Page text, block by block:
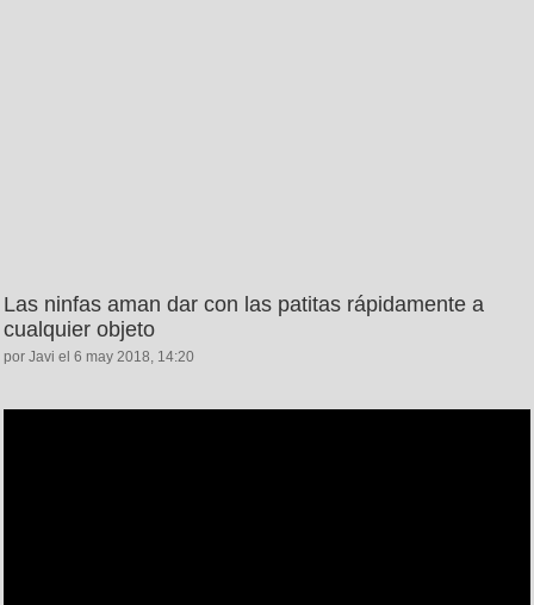
Las ninfas aman dar con las patitas rápidamente a
cualquier objeto
por Javi el 6 may 2018, 14:20